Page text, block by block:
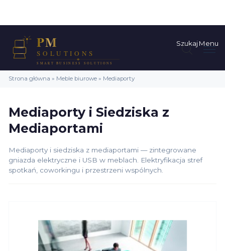
SzukajMenu
Strona główna » Meble biurowe» Mediaporty
Mediaporty i Siedziska z
Mediaportami
Mediaporty i siedziska z mediaportami — zintegrowane
gniazda elektryczne i USB w meblach. Elektryfikacja stref
spotkań, coworkingu i przestrzeni wspólnych.